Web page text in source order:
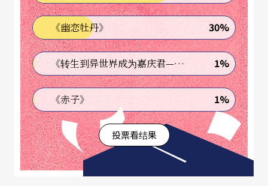
巴尼亚海岸的一个古代王国。在六至十五世纪之
间，当地的天主教和东正教会举办名为「兄弟姊妹
结盟」（adelphopoiia）的仪式，让结为连理的同
性伴侣能接受天主的赐福。
除了二○○六年的《仲夏夜之梦》Ein Sommernac
htstraum与二○一一年的《一报还一报》Maß für M
aß，欧斯特麦耶鲜少执导莎翁的喜剧作品。然而，
受到近年来保守势力在欧洲崛起所影响，他想要重
《幽恋牡丹》 30%
《转生到异世界成为嘉庆君—发现我的祖先是诈骗集团!?》 1%
《赤子》 1%
投票看结果